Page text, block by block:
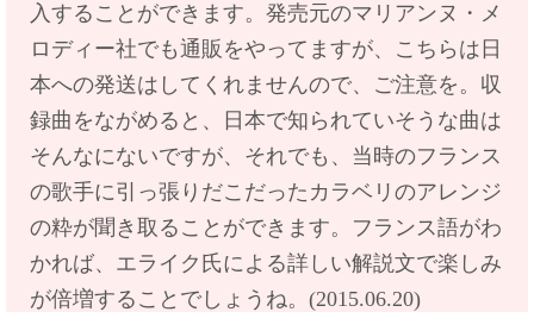
入することができます。発売元のマリアンヌ・メ
ロディー社でも通販をやってますが、こちらは日
本への発送はしてくれませんので、ご注意を。収
録曲をながめると、日本で知られていそうな曲は
そんなにないですが、それでも、当時のフランス
の歌手に引っ張りだこだったカラベリのアレンジ
の粋が聞き取ることができます。フランス語がわ
かれば、エライク氏による詳しい解説文で楽しみ
が倍増することでしょうね。(2015.06.20)